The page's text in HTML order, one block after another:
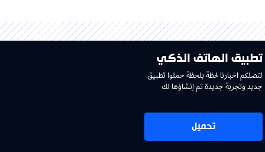
تطبيق الهاتف الذكي
لتصلكم اخبارنا لحظة بلحظة حملوا تطبيق
جديد وتجربة جديدة تم إنشاؤها لك
تحميل